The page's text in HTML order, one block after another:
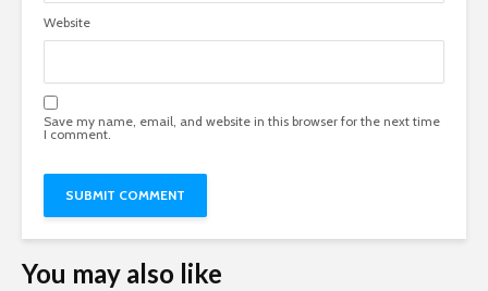
Website
Save my name, email, and website in this browser for the next time
I comment.
You may also like